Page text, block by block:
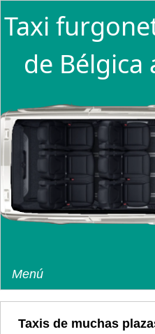
Taxi
de Bélgica
Menú
Taxis de muchas